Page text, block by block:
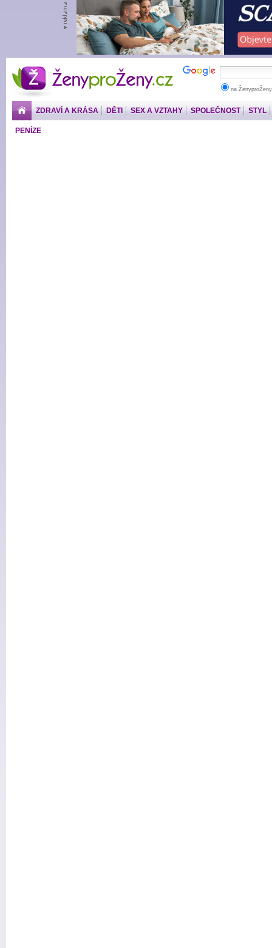
ŽenyproŽeny.cz
na
ZDRAVÍ A KRÁSA DĚTI SEX A VZTAHY SPOLEČNOST STYL
PENÍZE